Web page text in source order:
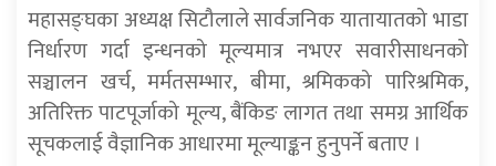
महासङ्घका अध्यक्ष सिटौलाले सार्वजनिक यातायातको भाडा
निर्धारण गर्दा इन्धनको मूल्यमात्र नभएर सवारीसाधनको
सञ्चालन खर्च, मर्मतसम्भार, बीमा, श्रमिकको पारिश्रमिक,
अतिरिक्त पाटपूर्जाको मूल्य, बैंकिङ लागत तथा समग्र आर्थिक
सूचकलाई वैज्ञानिक आधारमा मूल्याङ्कन हुनुपर्ने बताए ।